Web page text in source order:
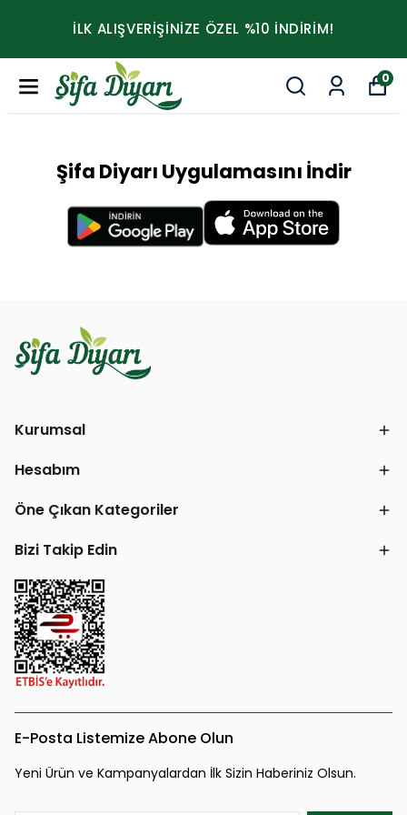
İLK ALIŞVERİŞİNİZE ÖZEL %10 İNDİRİM!
0
Şifa Diyarı Uygulamasını İndir
Kurumsal
Hesabım
Öne Çıkan Kategoriler
Bizi Takip Edin
E-Posta Listemize Abone Olun
Yeni Ürün ve Kampanyalardan İlk Sizin Haberiniz Olsun.